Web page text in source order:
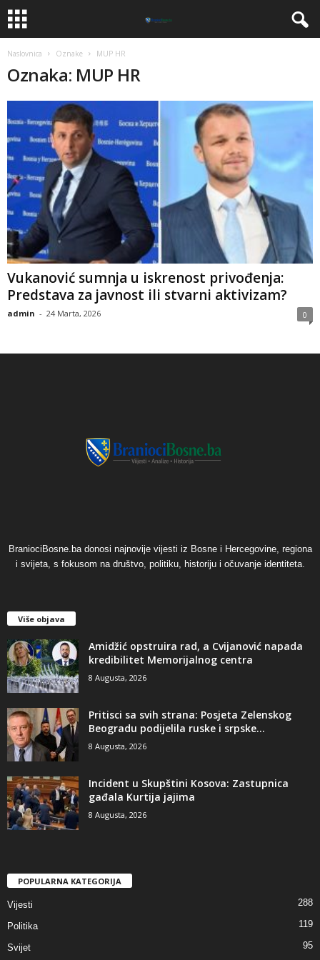
Naslovnica Oznake MUP HR
Oznaka: MUP HR
Vukanović sumnja u iskrenost privođenja:
Predstava za javnost ili stvarni aktivizam?
admin - 24 Marta, 2026 0
BraniociBosne.ba donosi najnovije vijesti iz Bosne i Hercegovine, regiona
i svijeta, s fokusom na društvo, politiku, historiju i očuvanje identiteta.
Više objava
Amidžić opstruira rad, a Cvijanović napada
kredibilitet Memorijalnog centra
8 Augusta, 2026
​Pritisci sa svih strana: Posjeta Zelenskog
Beogradu podijelila ruske i srpske...
8 Augusta, 2026
Incident u Skupštini Kosova: Zastupnica
gađala Kurtija jajima
8 Augusta, 2026
POPULARNA KATEGORIJA
Vijesti 288
Politika 119
Svijet 95